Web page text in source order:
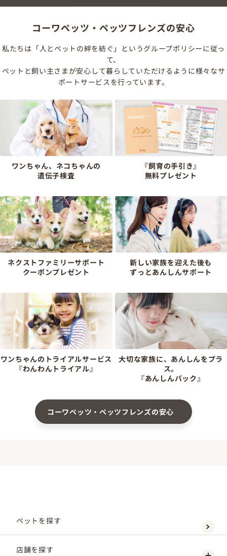
コーワペッツ・ペッツフレンズの安心
私たちは「人とペットの絆を紡ぐ」というグループポリシーに従っ
て、
ペットと飼い主さまが安心して暮らしていただけるように様々なサ
ポートサービスを行っています。
ワンちゃん、ネコちゃんの
遺伝子検査
『飼育の手引き』
無料プレゼント
ネクストファミリーサポート
クーポンプレゼント
新しい家族を迎えた後も
ずっとあんしんサポート
ワンちゃんのトライアルサービス
『わんわんトライアル』
大切な家族に、あんしんをプラ
ス。
『あんしんパック』
コーワペッツ・ペッツフレンズの安心
ペットを探す
店舗を探す